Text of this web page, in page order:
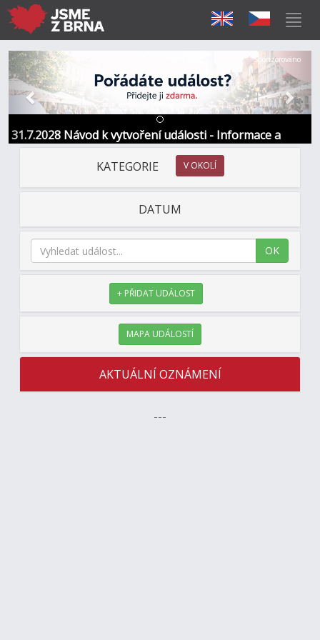
31.7.2028 Návod k vytvoření události - Informace a
kontakt
Předchozí Další
Sponzorováno
KATEGORIE V OKOLÍ
DATUM
OK
+ PŘIDAT UDÁLOST
MAPA UDÁLOSTÍ
AKTUÁLNÍ OZNÁMENÍ
---